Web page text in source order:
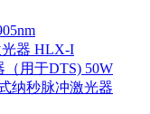
光器 HLX-I
（用于DTS) 50W
纳秒脉冲激光器